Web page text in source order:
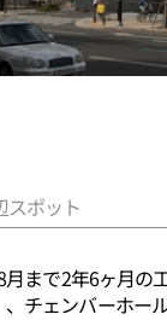
スポット
まで2年6ヶ月
チェンバーホー